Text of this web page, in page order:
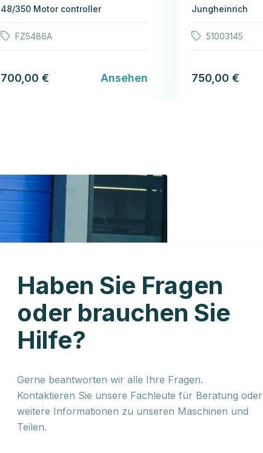
48/350 Motor controller
FZ5486A
700,00 € Ansehen
Jungheinrich
51003145
750,00 €
Haben Sie Fragen
oder brauchen Sie
Hilfe?
Gerne beantworten wir alle Ihre Fragen.
Kontaktieren Sie unsere Fachleute für Beratung oder
weitere Informationen zu unseren Maschinen und
Teilen.